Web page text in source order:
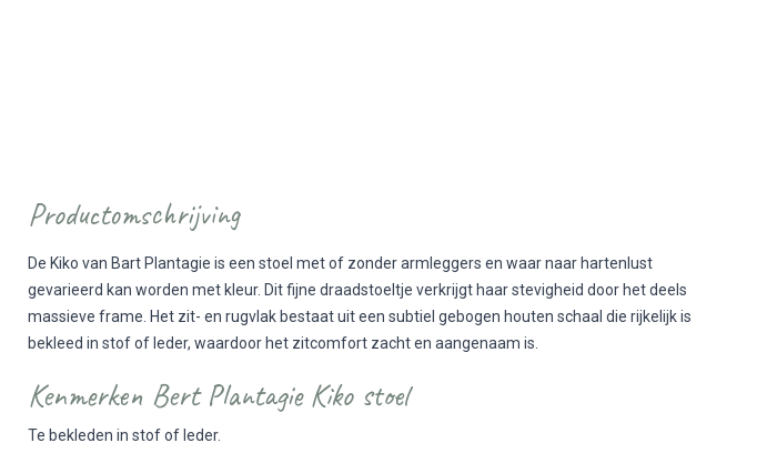
Productomschrijving
De Kiko van Bart Plantagie is een stoel met of zonder armleggers en waar naar hartenlust
gevarieerd kan worden met kleur. Dit fijne draadstoeltje verkrijgt haar stevigheid door het deels
massieve frame. Het zit- en rugvlak bestaat uit een subtiel gebogen houten schaal die rijkelijk is
bekleed in stof of leder, waardoor het zitcomfort zacht en aangenaam is.
Kenmerken Bert Plantagie Kiko stoel
Te bekleden in stof of leder.